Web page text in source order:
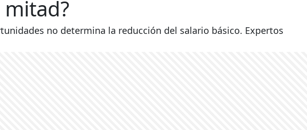
no determina la reducción del salario básico. Expertos